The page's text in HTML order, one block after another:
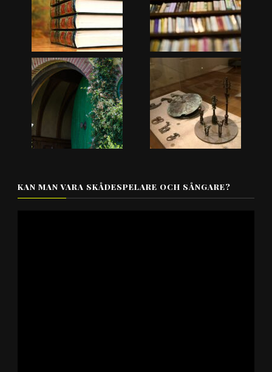
KAN MAN VARA SKÅDESPELARE OCH SÅNGARE?